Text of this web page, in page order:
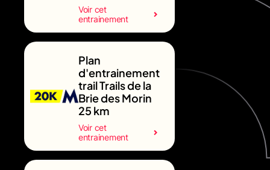
Voir cet
entrainement
Plan
d'entrainement
trail Trails de la
Brie des Morin
25 km
Voir cet
entrainement